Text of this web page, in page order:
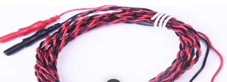
SITEMAP
PRIVACY
POLICY